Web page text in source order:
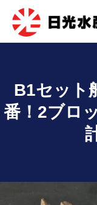
B1セット
番！2ブロ